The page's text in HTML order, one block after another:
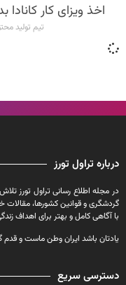
اخذ ویزای کار
تیم تولید
درباره تراول تورز
در مجله اطلاع رسانی تراول تورز
گردشگری و قوانین کشورها، مقالات
با آگاهی کامل و بهتر برای اهداف
یادتان باشد ایران وطن ماست و
دسترسی سریع